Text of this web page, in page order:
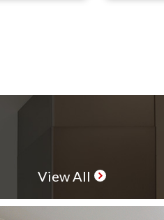
View All